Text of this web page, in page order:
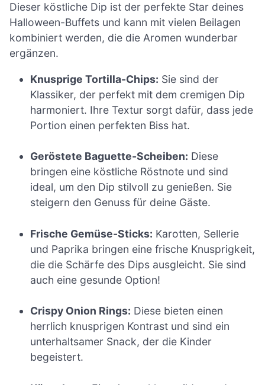
Dieser köstliche Dip ist der perfekte Star deines
Halloween-Buffets und kann mit vielen Beilagen
kombiniert werden, die die Aromen wunderbar
ergänzen.
Knusprige Tortilla-Chips: Sie sind der
Klassiker, der perfekt mit dem cremigen Dip
harmoniert. Ihre Textur sorgt dafür, dass jede
Portion einen perfekten Biss hat.
Geröstete Baguette-Scheiben: Diese
bringen eine köstliche Röstnote und sind
ideal, um den Dip stilvoll zu genießen. Sie
steigern den Genuss für deine Gäste.
Frische Gemüse-Sticks: Karotten, Sellerie
und Paprika bringen eine frische Knusprigkeit,
die die Schärfe des Dips ausgleicht. Sie sind
auch eine gesunde Option!
Crispy Onion Rings: Diese bieten einen
herrlich knusprigen Kontrast und sind ein
unterhaltsamer Snack, der die Kinder
begeistert.